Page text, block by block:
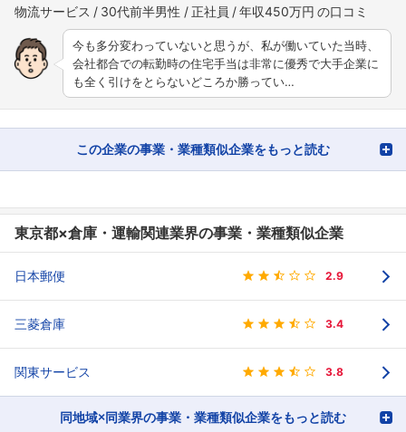
物流サービス 30代前半男性 正社員 年収450万円
今も多分変わっていないと思うが、私が働いていた当時、
会社都合での転勤時の住宅手当は非常に優秀で大手企業に
も全く引けをとらないどころか勝ってい…
この企業の事業・業種類似企業をもっと読む
東京都×倉庫・運輸関連業界の事業・業種類似企業
日本郵便 2.9
三菱倉庫 3.4
関東サービス 3.8
同地域×同業界の事業・業種類似企業をもっと読む